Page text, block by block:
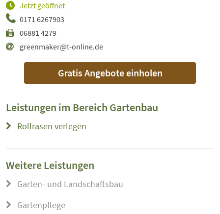
0171 6267903
06881 4279
greenmaker@t-online.de
Jetzt geöffnet
Gratis Angebote einholen
Leistungen im Bereich Gartenbau
Rollrasen verlegen
Weitere Leistungen
Garten- und Landschaftsbau
Gartenpflege